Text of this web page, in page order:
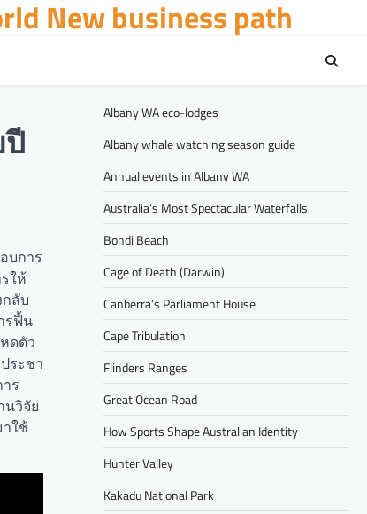
New business path
ปี
บการ
ให้
ลับ
รฟื้น
ดตัว
ระชา
ร
วิจัย
ใช้
Albany WA eco-lodges
Albany whale watching season guide
Annual events in Albany WA
Australia’s Most Spectacular Waterfalls
Bondi Beach
Cage of Death (Darwin)
Canberra’s Parliament House
Cape Tribulation
Flinders Ranges
Great Ocean Road
How Sports Shape Australian Identity
Hunter Valley
Kakadu National Park